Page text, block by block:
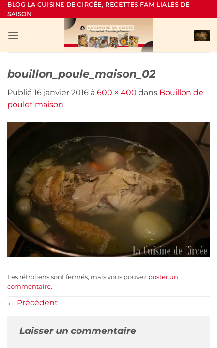
Passer
au
BLOG LA CUISINE DE CIRCÉE, RECETTES FAMILIALES DE
SAISON
bouillon_poule_maison_02
Publié 16 janvier 2016 à 600 × 400 dans Bouillon de
poulet maison
Les rétroliens sont fermés, mais vous pouvez poster un
commentaire.
← Précédent
Laisser un commentaire